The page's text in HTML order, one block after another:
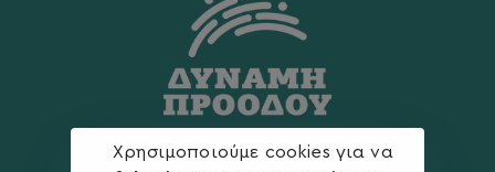
Χρησιμοποιούμε cookies για να